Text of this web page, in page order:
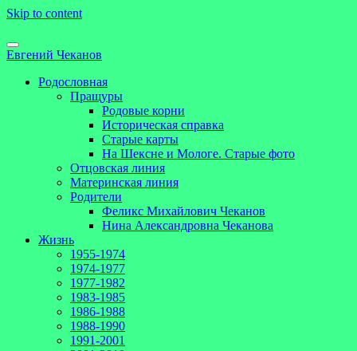
Skip to content
Евгений Чеканов
Родословная
Пращуры
Родовые корни
Историческая справка
Старые карты
На Шексне и Мологе. Старые фото
Отцовская линия
Материнская линия
Родители
Феликс Михайлович Чеканов
Нина Александровна Чеканова
Жизнь
1955-1974
1974-1977
1977-1982
1983-1985
1986-1988
1988-1990
1991-2001